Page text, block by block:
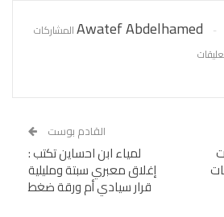
Awatef Abdelhamed
القادم بوست
لمياء ابن احساين تكتب :
إغلاق معبري سبتة ومليلية
قرار سيادي أم ورقة ضغط